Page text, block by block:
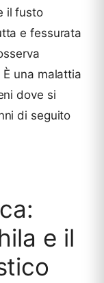
il fusto
e fessurata
È una malattia
dove si
di seguito
e il